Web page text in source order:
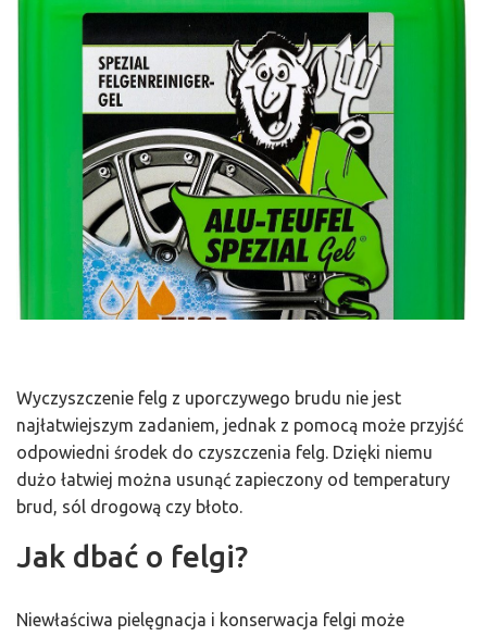
Wyczyszczenie felg z uporczywego brudu nie jest
najłatwiejszym zadaniem, jednak z pomocą może przyjść
odpowiedni środek do czyszczenia felg. Dzięki niemu
dużo łatwiej można usunąć zapieczony od temperatury
brud, sól drogową czy błoto.
Jak dbać o felgi?
Niewłaściwa pielęgnacja i konserwacja felgi może